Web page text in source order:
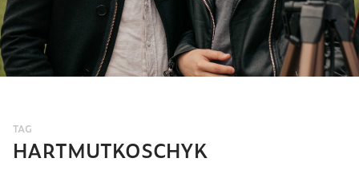
TAG
HARTMUTKOSCHYK